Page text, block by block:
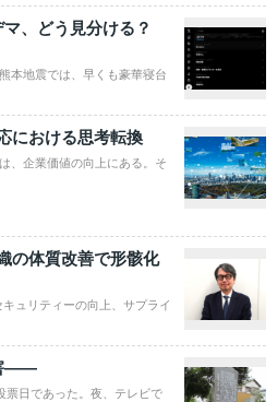
、どう見分ける？
本地震では、早くも豪華寝台
における思考転換
、企業価値の向上にある。そ
の体質改善で形骸化
ュリティーの向上、サプライ
――
票日であった。夜、テレビで